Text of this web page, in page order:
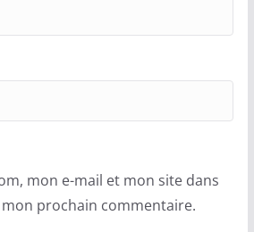
mon e-mail et mon site dans
prochain commentaire.